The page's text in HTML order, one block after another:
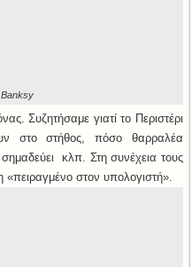
Συζητήσαμε γιατί το Περιστέρι
στο στήθος, πόσο θαρραλέα
κλπ. Στη συνέχεια τους
«πειραγμένο στον υπολογιστή».